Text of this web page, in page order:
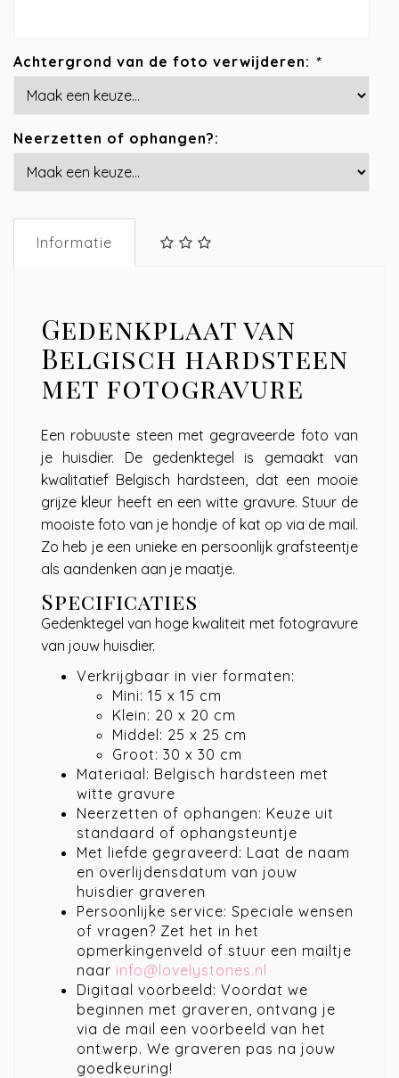
Achtergrond van de foto verwijderen: *
Neerzetten of ophangen?:
Informatie
Gedenkplaat van
Belgisch hardsteen
met fotogravure
Een robuuste steen met gegraveerde foto van
je huisdier. De gedenktegel is gemaakt van
kwalitatief Belgisch hardsteen, dat een mooie
grijze kleur heeft en een witte gravure. Stuur de
mooiste foto van je hondje of kat op via de mail.
Zo heb je een unieke en persoonlijk grafsteentje
als aandenken aan je maatje.
Specificaties
Gedenktegel van hoge kwaliteit met fotogravure
van jouw huisdier.
Verkrijgbaar in vier formaten:
Mini: 15 x 15 cm
Klein: 20 x 20 cm
Middel: 25 x 25 cm
Groot: 30 x 30 cm
Materiaal: Belgisch hardsteen met
witte gravure
Neerzetten of ophangen: Keuze uit
standaard of ophangsteuntje
Met liefde gegraveerd: Laat de naam
en overlijdensdatum van jouw
huisdier graveren
Persoonlijke service: Speciale wensen
of vragen? Zet het in het
opmerkingenveld of stuur een mailtje
naar info@lovelystones.nl
Digitaal voorbeeld: Voordat we
beginnen met graveren, ontvang je
via de mail een voorbeeld van het
ontwerp. We graveren pas na jouw
goedkeuring!